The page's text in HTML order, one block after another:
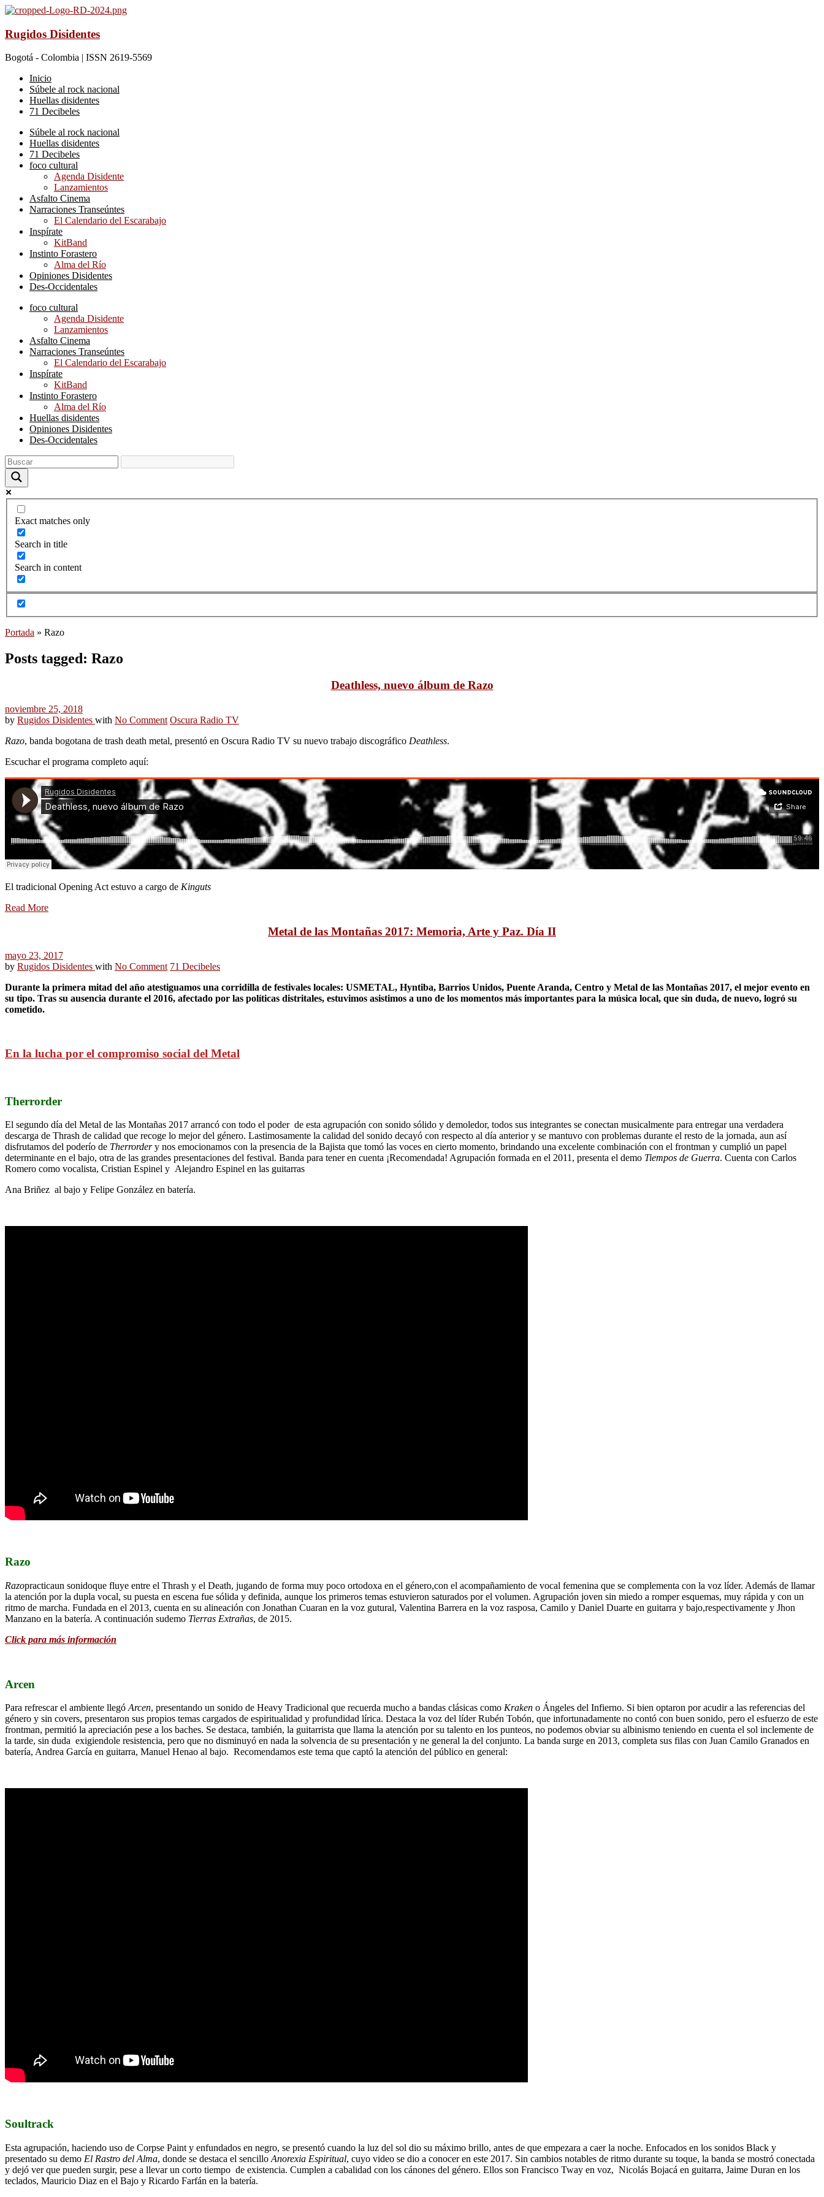
Rugidos Disidentes
Bogotá - Colombia | ISSN 2619-5569
Inicio
Súbele al rock nacional
Huellas disidentes
71 Decibeles
Súbele al rock nacional
Huellas disidentes
71 Decibeles
foco cultural
Agenda Disidente
Lanzamientos
Asfalto Cinema
Narraciones Transeúntes
El Calendario del Escarabajo
Inspírate
KitBand
Instinto Forastero
Alma del Río
Opiniones Disidentes
Des-Occidentales
foco cultural
Agenda Disidente
Lanzamientos
Asfalto Cinema
Narraciones Transeúntes
El Calendario del Escarabajo
Inspírate
KitBand
Instinto Forastero
Alma del Río
Huellas disidentes
Opiniones Disidentes
Des-Occidentales
Exact matches only
Search in title
Search in content
Portada » Razo
Posts tagged: Razo
Deathless, nuevo álbum de Razo
noviembre 25, 2018
by Rugidos Disidentes with No Comment Oscura Radio TV
Razo, banda bogotana de trash death metal, presentó en Oscura Radio TV su nuevo trabajo discográfico Deathless.
Escuchar el programa completo aquí:
El tradicional Opening Act estuvo a cargo de Kinguts
Read More
Metal de las Montañas 2017: Memoria, Arte y Paz. Día II
mayo 23, 2017
by Rugidos Disidentes with No Comment 71 Decibeles
Durante la primera mitad del año atestiguamos una corridilla de festivales locales: USMETAL, Hyntiba, Barrios Unidos, Puente Aranda, Centro y Metal de las Montañas 2017, el mejor evento en
su tipo. Tras su ausencia durante el 2016, afectado por las políticas distritales, estuvimos asistimos a uno de los momentos más importantes para la música local, que sin duda, de nuevo, logró su
cometido.
En la lucha por el compromiso social del Metal
Therrorder
El segundo día del Metal de las Montañas 2017 arrancó con todo el poder de esta agrupación con sonido sólido y demoledor, todos sus integrantes se conectan musicalmente para entregar una verdadera
descarga de Thrash de calidad que recoge lo mejor del género. Lastimosamente la calidad del sonido decayó con respecto al día anterior y se mantuvo con problemas durante el resto de la jornada, aun así
disfrutamos del poderío de Therrordery nos emocionamos con la presencia de la Bajista que tomó las voces en cierto momento, brindando una excelente combinación con el frontman y cumplió un papel
determinante en el bajo, otra de las grandes presentaciones del festival. Banda para tener en cuenta ¡Recomendada! Agrupación formada en el 2011, presenta el demo Tiempos de Guerra. Cuenta con Carlos
Romero como vocalista, Cristian Espinel y Alejandro Espinel en las guitarras
Ana Briñez al bajo y Felipe González en batería.
Razo
Razopracticaun sonidoque fluye entre el Thrash y el Death, jugando de forma muy poco ortodoxa en el género,con el acompañamiento de vocal femenina que se complementa con la voz líder. Además de llamar
la atención por la dupla vocal, su puesta en escena fue sólida y definida, aunque los primeros temas estuvieron saturados por el volumen. Agrupación joven sin miedo a romper esquemas, muy rápida y con un
ritmo de marcha. Fundada en el 2013, cuenta en su alineación con Jonathan Cuaran en la voz gutural, Valentina Barrera en la voz rasposa, Camilo y Daniel Duarte en guitarra y bajo,respectivamente y Jhon
Manzano en la batería. A continuación sudemo Tierras Extrañas, de 2015.
Click para más información
Arcen
Para refrescar el ambiente llegó Arcen, presentando un sonido de Heavy Tradicional que recuerda mucho a bandas clásicas como Kraken o Ángeles del Infierno. Si bien optaron por acudir a las referencias del
género y sin covers, presentaron sus propios temas cargados de espiritualidad y profundidad lírica. Destaca la voz del líder Rubén Tobón, que infortunadamente no contó con buen sonido, pero el esfuerzo de este
frontman, permitió la apreciación pese a los baches. Se destaca, también, la guitarrista que llama la atención por su talento en los punteos, no podemos obviar su albinismo teniendo en cuenta el sol inclemente de
la tarde, sin duda exigiendole resistencia, pero que no disminuyó en nada la solvencia de su presentación y ne general la del conjunto. La banda surge en 2013, completa sus filas con Juan Camilo Granados en
batería, Andrea García en guitarra, Manuel Henao al bajo. Recomendamos este tema que captó la atención del público en general:
Soultrack
Esta agrupación, haciendo uso de Corpse Paint y enfundados en negro, se presentó cuando la luz del sol dio su máximo brillo, antes de que empezara a caer la noche. Enfocados en los sonidos Black y
presentado su demo El Rastro del Alma, donde se destaca el sencillo Anorexia Espiritual, cuyo video se dio a conocer en este 2017. Sin cambios notables de ritmo durante su toque, la banda se mostró conectada
y dejó ver que pueden surgir, pese a llevar un corto tiempo de existencia. Cumplen a cabalidad con los cánones del género. Ellos son Francisco Tway en voz, Nicolás Bojacá en guitarra, Jaime Duran en los
teclados, Mauricio Diaz en el Bajo y Ricardo Farfán en la batería.